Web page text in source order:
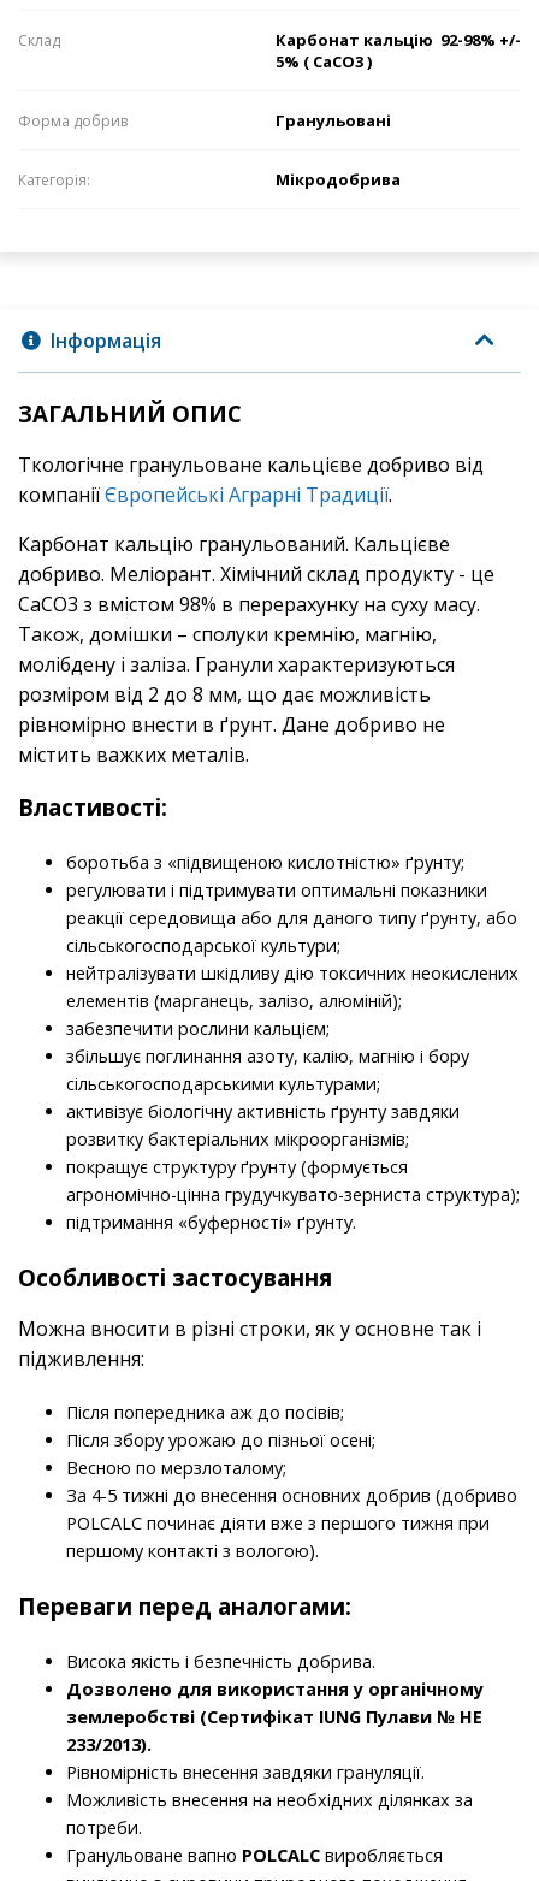
Склaд
Карбонат кальцію 92-98% +/-
5% ( CaCO3 )
Формa добрив Гранульовані
Категорія: Мікродобрива
Інформація
ЗАГАЛЬНИЙ ОПИС
Tкологічне гранульоване кальцієве добриво від
компаніїЄвропейські Аграрні Традиції.
Карбонат кальцію гранульований. Кальцієве
добриво. Меліорант. Хімічний склад продукту - це
CaCO3 з вмістом 98% в перерахунку на суху масу.
Також, домішки – сполуки кремнію, магнію,
молібдену і заліза. Гранули характеризуються
розміром від 2 до 8 мм, що дає можливість
рівномірно внести в ґрунт. Дане добриво не
містить важких металів.
Властивості:
боротьба з «підвищеною кислотністю» ґрунту;
регулювати і підтримувати оптимальні показники
реакції середовища або для даного типу ґрунту, або
сільськогосподарської культури;
нейтралізувати шкідливу дію токсичних неокислених
елементів (марганець, залізо, алюміній);
забезпечити рослини кальцієм;
збільшує поглинання азоту, калію, магнію і бору
сільськогосподарськими культурами;
активізує біологічну активність ґрунту завдяки
розвитку бактеріальних мікроорганізмів;
покращує структуру ґрунту (формується
агрономічно-цінна грудучкувато-зерниста структура);
підтримання «буферності» ґрунту.
Особливості застосування
Можна вносити в різні строки, як у основне так і
підживлення:
Після попередника аж до посівів;
Після збору урожаю до пізньої осені;
Весною по мерзлоталому;
За 4-5 тижні до внесення основних добрив (добриво
POLCALC починає діяти вже з першого тижня при
першому контакті з вологою).
Переваги перед аналогами:
Висока якість і безпечність добрива.
Дозволено для використання у органічному
землеробстві (Сертифікат IUNG Пулави № НЕ
233/2013).
Рівномірність внесення завдяки грануляції.
Можливість внесення на необхідних ділянках за
потреби.
Гранульоване вапно POLCALC виробляється